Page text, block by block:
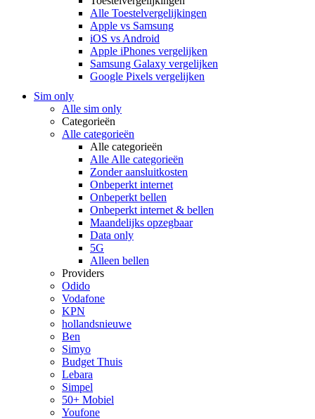
Alle Toestelvergelijkingen
Apple vs Samsung
iOS vs Android
Apple iPhones vergelijken
Samsung Galaxy vergelijken
Google Pixels vergelijken
Sim only
Alle sim only
Categorieën
Alle categorieën
Alle categorieën
Alle Alle categorieën
Zonder aansluitkosten
Onbeperkt internet
Onbeperkt bellen
Onbeperkt internet & bellen
Maandelijks opzegbaar
Data only
5G
Alleen bellen
Providers
Odido
Vodafone
KPN
hollandsnieuwe
Ben
Simyo
Budget Thuis
Lebara
Simpel
50+ Mobiel
Youfone